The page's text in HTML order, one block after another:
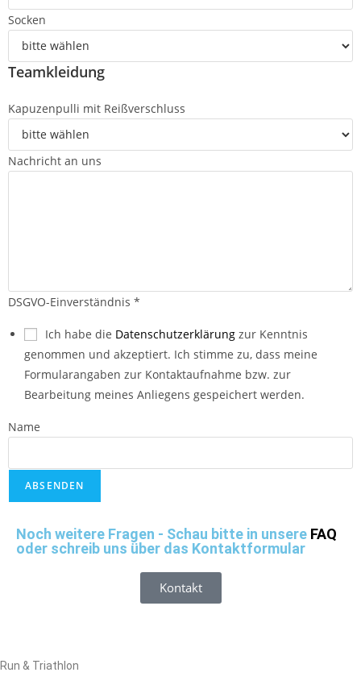
Socken
Teamkleidung
Kapuzenpulli mit Reißverschluss
Nachricht an uns
DSGVO-Einverständnis *
Ich habe die Datenschutzerklärung zur Kenntnis
genommen und akzeptiert. Ich stimme zu, dass meine
Formularangaben zur Kontaktaufnahme bzw. zur
Bearbeitung meines Anliegens gespeichert werden.
Name
ABSENDEN
Noch weitere Fragen - Schau bitte in unsere FAQ
oder schreib uns über das Kontaktformular
Kontakt
Run & Triathlon